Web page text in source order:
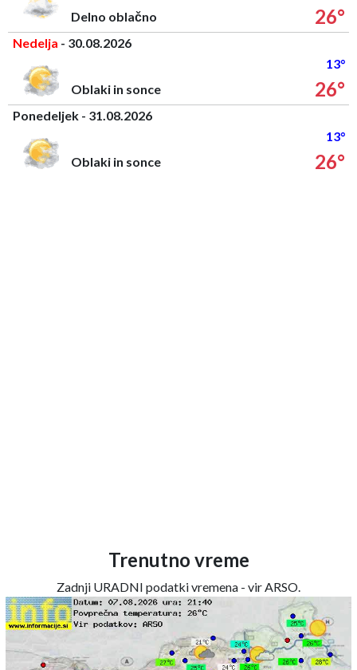
Delno oblačno
26°
Nedelja - 30.08.2026
13°
Oblaki in sonce
26°
Ponedeljek - 31.08.2026
13°
Oblaki in sonce
26°
Trenutno vreme
Zadnji URADNI podatki vremena - vir ARSO.